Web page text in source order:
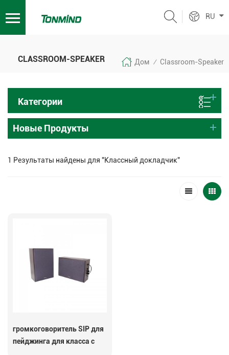
RU
CLASSROOM-SPEAKER Дом / Classroom-Speaker
Категории
Новые Продукты
1 Результаты найдены для "Классный докладчик"
громкоговоритель SIP для
пейджинга для класса с